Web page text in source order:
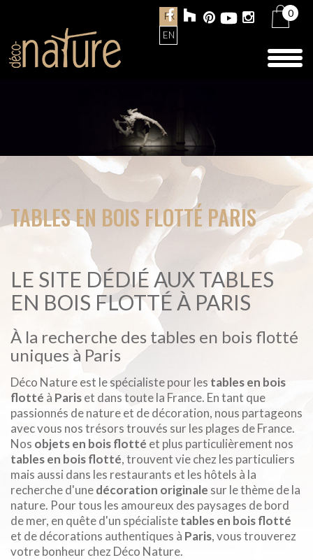
FR
EN
0
TABLES EN BOIS FLOTTÉ PARIS
LE SITE DÉDIÉ AUX TABLES
EN BOIS FLOTTÉ À PARIS
À la recherche des tables en bois flotté
uniques à Paris
Déco Nature est le spécialiste pour les tables en bois
flotté à Pariset dans toute la France. En tant que
passionnés de nature et de décoration, nous partageons
avec vous nos trésors trouvés sur les plages de France.
Nos objets en bois flotté et plus particulièrement nos
tables en bois flotté, trouvent vie chez les particuliers
mais aussi dans les restaurants et les hôtels à la
recherche d'unedécoration originale sur le thème de la
nature. Pour tous les amoureux des paysages de bord
de mer, en quête d'un spécialistetables en bois flotté
et de décorations authentiques à Paris, vous trouverez
votre bonheur chez Déco Nature.